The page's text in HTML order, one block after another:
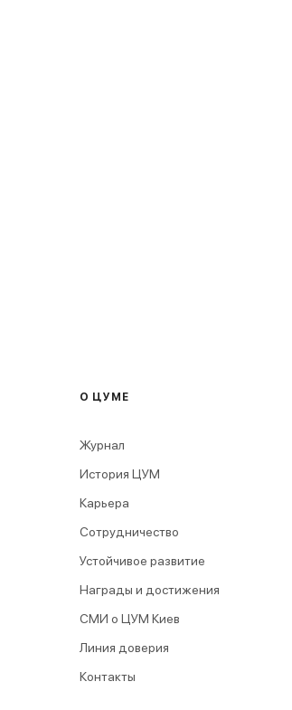
О ЦУМЕ
Журнал
История ЦУМ
Карьера
Сотрудничество
Устойчивое развитие
Награды и достижения
СМИ о ЦУМ Киев
Линия доверия
Контакты